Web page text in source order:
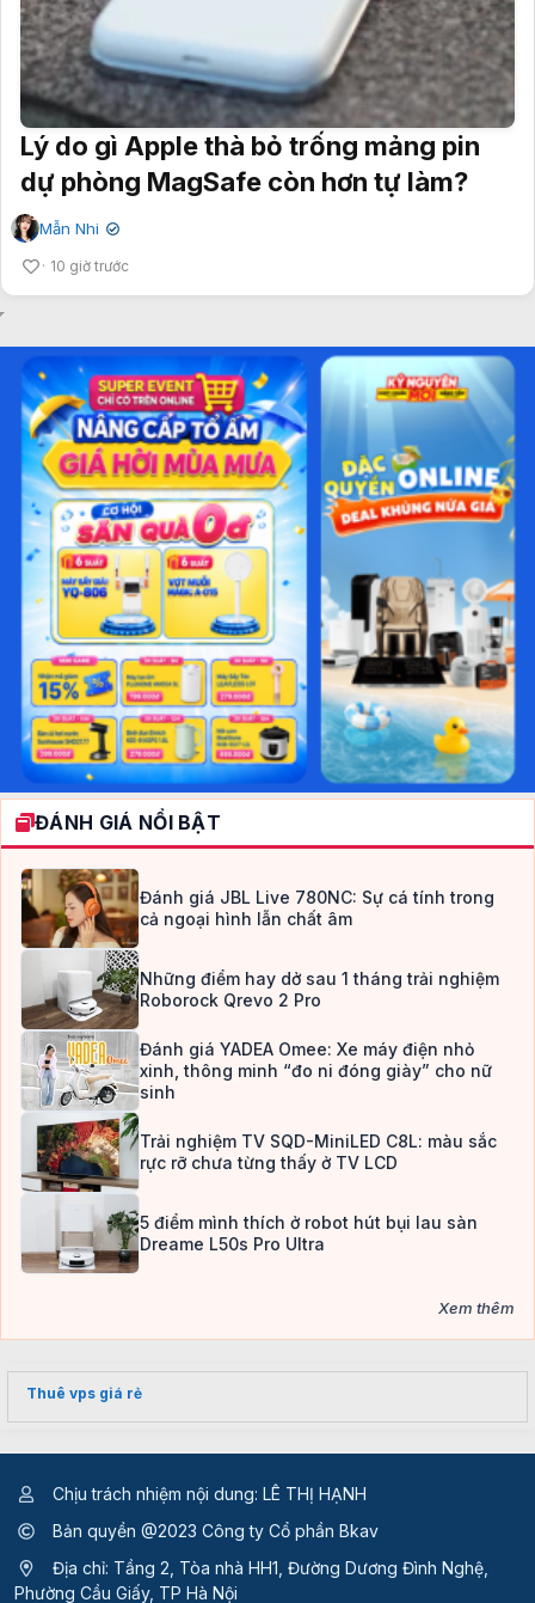
Lý do gì Apple thà bỏ trống mảng pin
dự phòng MagSafe còn hơn tự làm?
Mẫn Nhi ✔
10 giờ trước
ĐÁNH GIÁ NỔI BẬT
Đánh giá JBL Live 780NC: Sự cá tính trong
cả ngoại hình lẫn chất âm
Những điểm hay dở sau 1 tháng trải nghiệm
Roborock Qrevo 2 Pro
Đánh giá YADEA Omee: Xe máy điện nhỏ
xinh, thông minh “đo ni đóng giày” cho nữ
sinh
Trải nghiệm TV SQD-MiniLED C8L: màu sắc
rực rỡ chưa từng thấy ở TV LCD
5 điểm mình thích ở robot hút bụi lau sàn
Dreame L50s Pro Ultra
Xem thêm
Thuê vps giá rẻ
Chịu trách nhiệm nội dung: LÊ THỊ HẠNH
Bản quyền @2023 Công ty Cổ phần Bkav
Địa chỉ: Tầng 2, Tòa nhà HH1, Đường Dương Đình Nghệ,
Phường Cầu Giấy, TP Hà Nội